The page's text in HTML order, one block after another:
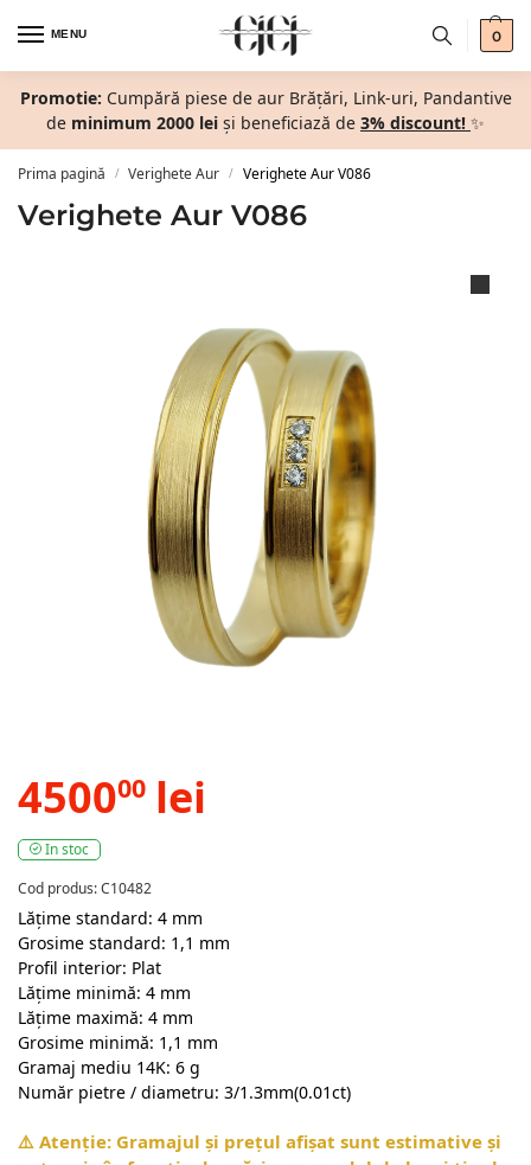
MENU 0
Promotie: Cumpără piese de aur Brățări, Link-uri, Pandantive
de minimum 2000 lei și beneficiază de 3% discount! ✨
Prima pagină / Verighete Aur / Verighete Aur V086
Verighete Aur V086
450000 lei
In stoc
Cod produs: C10482
Lățime standard: 4 mm
Grosime standard: 1,1 mm
Profil interior: Plat
Lățime minimă: 4 mm
Lățime maximă: 4 mm
Grosime minimă: 1,1 mm
Gramaj mediu 14K: 6 g
Număr pietre / diametru: 3/1.3mm(0.01ct)
⚠️ Atenție: Gramajul și prețul afișat sunt estimative și